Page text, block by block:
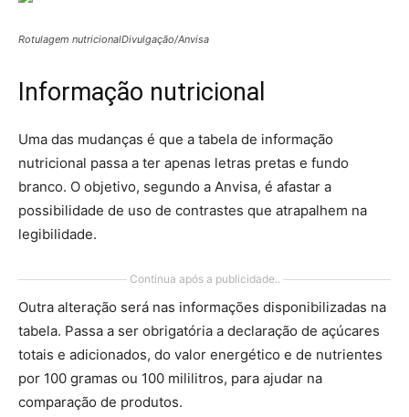
Rotulagem nutricionalDivulgação/Anvisa
Informação nutricional
Uma das mudanças é que a tabela de informação
nutricional passa a ter apenas letras pretas e fundo
branco. O objetivo, segundo a Anvisa, é afastar a
possibilidade de uso de contrastes que atrapalhem na
legibilidade.
Continua após a publicidade..
Outra alteração será nas informações disponibilizadas na
tabela. Passa a ser obrigatória a declaração de açúcares
totais e adicionados, do valor energético e de nutrientes
por 100 gramas ou 100 mililitros, para ajudar na
comparação de produtos.